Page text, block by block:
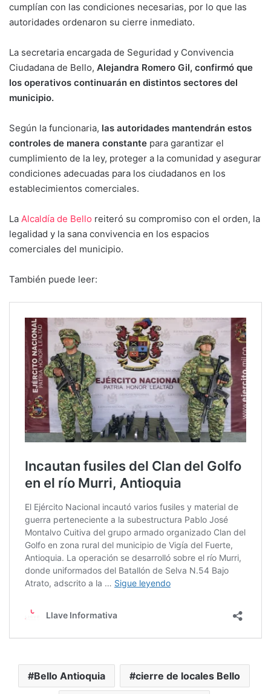
cumplían con las condiciones necesarias, por lo que las
autoridades ordenaron su cierre inmediato.
La secretaria encargada de Seguridad y Convivencia
Ciudadana de Bello, Alejandra Romero Gil, confirmó que
los operativos continuarán en distintos sectores del
municipio.
Según la funcionaria, las autoridades mantendrán estos
controles de manera constante para garantizar el
cumplimiento de la ley, proteger a la comunidad y asegurar
condiciones adecuadas para los ciudadanos en los
establecimientos comerciales.
La Alcaldía de Bello reiteró su compromiso con el orden, la
legalidad y la sana convivencia en los espacios
comerciales del municipio.
También puede leer:
Bello Antioquia cierre de locales Bello